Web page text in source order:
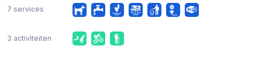
7 services
3 activiteiten